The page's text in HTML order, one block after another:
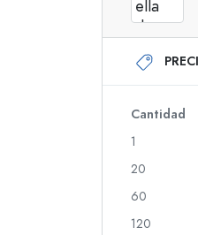
Botellas de vidrio
Botellas de vidrio
Dispensadores Airless
Cantidad
1
20
60
120